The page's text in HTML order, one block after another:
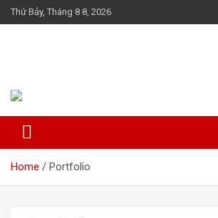
Skip
to
Thứ Bảy, Tháng 8 8, 2026
Home Portfolio